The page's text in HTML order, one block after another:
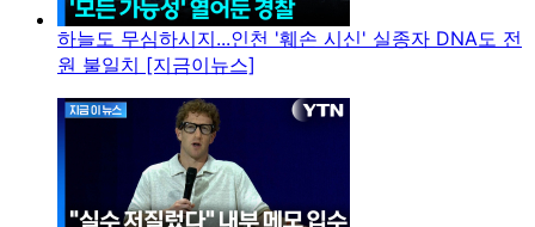
하늘도 무심하시지...인천 '훼손 시신' 실종자 DNA도 전
원 불일치 [지금이뉴스]